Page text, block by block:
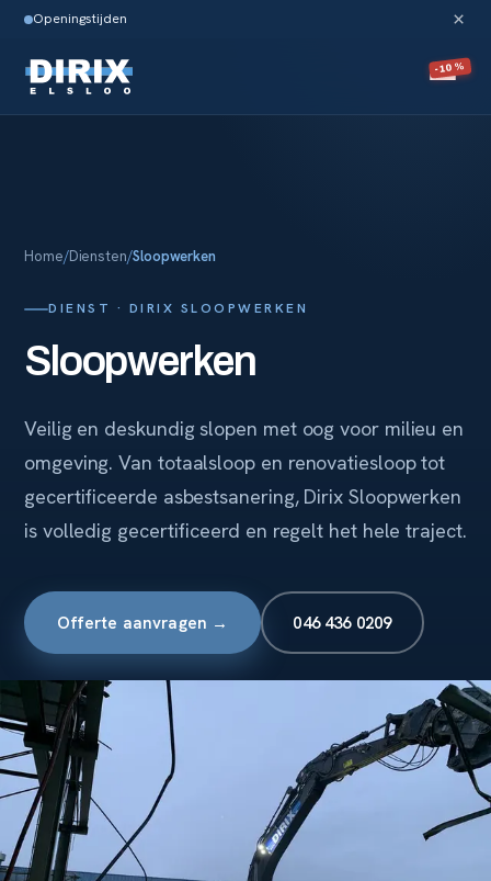
Openingstijden ×
-10%
Home/Diensten/Sloopwerken
DIENST · DIRIX SLOOPWERKEN
Sloopwerken
Veilig en deskundig slopen met oog voor milieu en
omgeving. Van totaalsloop en renovatiesloop tot
gecertificeerde asbestsanering, Dirix Sloopwerken
is volledig gecertificeerd en regelt het hele traject.
Offerte aanvragen → 046 436 0209